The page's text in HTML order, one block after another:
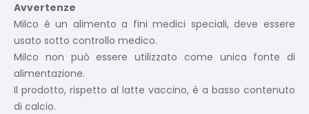
Avvertenze
Milco è un alimento a fini medici speciali, deve essere
usato sotto controllo medico.
Milco non può essere utilizzato come unica fonte di
alimentazione.
Il prodotto, rispetto al latte vaccino, è a basso contenuto
di calcio.